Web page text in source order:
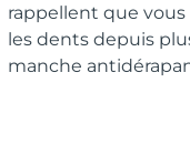
rappellent que vous
les dents depuis
manche